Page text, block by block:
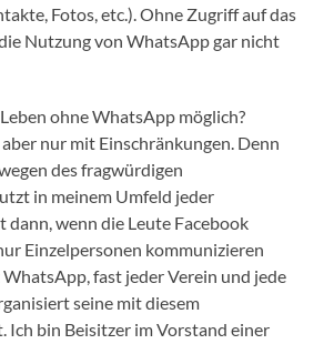
Fotos, etc.). Ohne Zugriff auf das
Nutzung von WhatsApp gar nicht
ohne WhatsApp möglich?
nur mit Einschränkungen. Denn
des fragwürdigen
in meinem Umfeld jeder
dann, wenn die Leute Facebook
Einzelpersonen kommunizieren
fast jeder Verein und jede
seine mit diesem
Ich bin Beisitzer im Vorstand einer